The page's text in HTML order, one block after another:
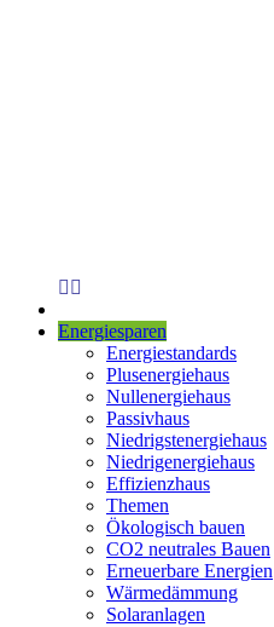
Energiesparen
Energiestandards
Plusenergiehaus
Nullenergiehaus
Passivhaus
Niedrigstenergiehaus
Niedrigenergiehaus
Effizienzhaus
Themen
Ökologisch bauen
CO2 neutrales Bauen
Erneuerbare Energien
Wärmedämmung
Solaranlagen